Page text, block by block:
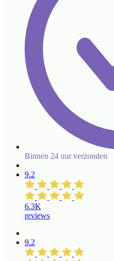
Binnen 24 uur verzonden
9.2
6.3K
reviews
9.2